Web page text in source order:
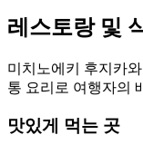
레스토랑 및
미치노에키 후지카
통 요리로 여행자의
맛있게 먹는 곳